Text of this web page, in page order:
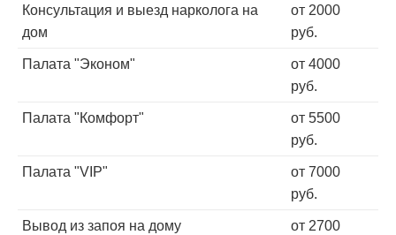
Консультация и выезд нарколога на
дом
от 2000
руб.
Палата "Эконом"
от 4000
руб.
Палата "Комфорт"
от 5500
руб.
Палата "VIP"
от 7000
руб.
Вывод из запоя на дому
от 2700